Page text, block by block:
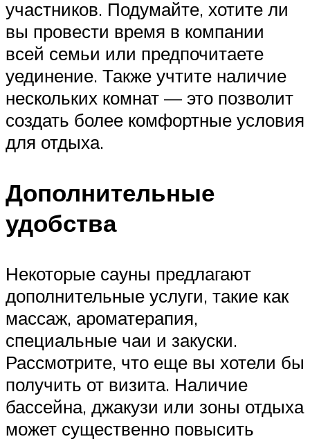
участников. Подумайте, хотите ли
вы провести время в компании
всей семьи или предпочитаете
уединение. Также учтите наличие
нескольких комнат — это позволит
создать более комфортные условия
для отдыха.
Дополнительные
удобства
Некоторые сауны предлагают
дополнительные услуги, такие как
массаж, ароматерапия,
специальные чаи и закуски.
Рассмотрите, что еще вы хотели бы
получить от визита. Наличие
бассейна, джакузи или зоны отдыха
может существенно повысить